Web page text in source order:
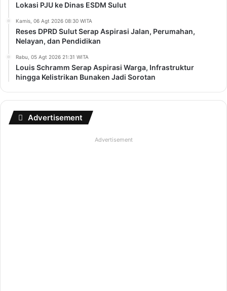
Lokasi PJU ke Dinas ESDM Sulut
Kamis, 06 Agt 2026 08:30 WITA
Reses DPRD Sulut Serap Aspirasi Jalan, Perumahan,
Nelayan, dan Pendidikan
Rabu, 05 Agt 2026 21:31 WITA
Louis Schramm Serap Aspirasi Warga, Infrastruktur
hingga Kelistrikan Bunaken Jadi Sorotan
Advertisement
Advertisement